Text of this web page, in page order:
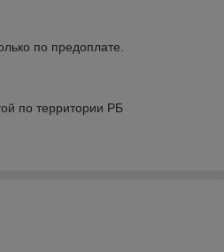
по предоплате.
по территории РБ